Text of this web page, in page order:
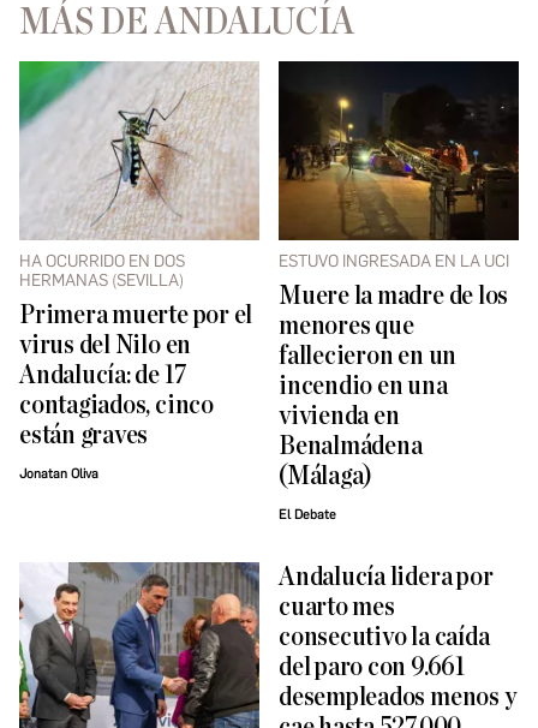
MÁS DE ANDALUCÍA
HA OCURRIDO EN DOS
HERMANAS (SEVILLA)
Primera muerte por el
virus del Nilo en
Andalucía: de 17
contagiados, cinco
están graves
Jonatan Oliva
ESTUVO INGRESADA EN LA UCI
Muere la madre de los
menores que
fallecieron en un
incendio en una
vivienda en
Benalmádena
(Málaga)
El Debate
Andalucía lidera por
cuarto mes
consecutivo la caída
del paro con 9.661
desempleados menos y